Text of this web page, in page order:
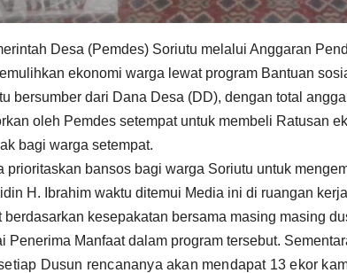
Desa (Pemdes) Soriutu melalui Anggaran
ekonomi warga lewat program Bantuan
bersumber dari Dana Desa (DD), dengan total
oleh Pemdes setempat untuk membeli Ratusan
bagi warga setempat.
prioritaskan bansos bagi warga Soriutu untuk
H. Ibrahim waktu ditemui Media ini di ruangan
berdasarkan kesepakatan bersama masing masing
Penerima Manfaat dalam program tersebut.
Dusun rencananya akan mendapat 13 ekor